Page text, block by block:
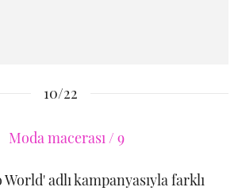
10/22
adlı kampanyasıyla farklı